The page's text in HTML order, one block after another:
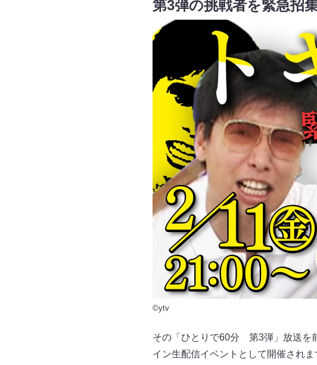
第3弾の挑戦者を緊急招集
©ytv
その「ひとりで60分 第3弾」放送を
イン生配信イベントとして開催され